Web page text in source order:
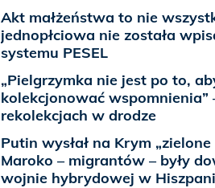
Akt małżeństwa to nie
jednopłciowa nie została
systemu PESEL
„Pielgrzymka nie jest po to,
kolekcjonować wspomnienia”
rekolekcjach w drodze
Putin wysłał na Krym
Maroko – migrantów – były
wojnie hybrydowej w